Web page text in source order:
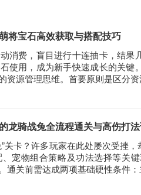
将宝石高效获取与搭配技巧
消费，盲目进行十连抽卡，结
使用，成为新手快速成长的关键
资源管理思维。首要原则是区分
龙骑战兔全流程通关与高伤打
关卡？许多玩家在此处屡次受挫
宠物组合策略及功法选择等关
通关前需达成两项基础硬性条件